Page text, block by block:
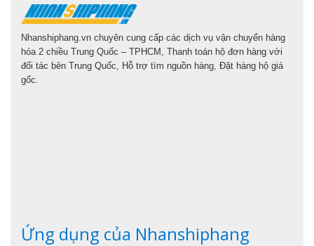
Nhanshiphang.vn chuyên cung cấp các dịch vụ vận chuyển hàng
hóa 2 chiều Trung Quốc – TPHCM, Thanh toán hộ đơn hàng với
đối tác bên Trung Quốc, Hỗ trợ tìm nguồn hàng, Đặt hàng hộ giá
gốc.
Ứng dụng của Nhanshiphang